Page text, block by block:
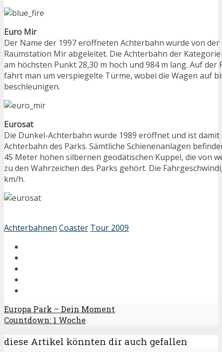
Euro Mir
Der Name der 1997 eröffneten Achterbahn wurde von der
Raumstation Mir abgeleitet. Die Achterbahn der
am höchsten Punkt 28,30 m hoch und 984 m lang. Auf der
fährt man um verspiegelte Türme, wobei die Wagen auf
beschleunigen.
Eurosat
Die Dunkel-Achterbahn wurde 1989 eröffnet und ist damit
Achterbahn des Parks. Sämtliche Schienenanlagen
45 Meter hohen silbernen geodätischen Kuppel, die von
zu den Wahrzeichen des Parks gehört. Die
km/h.
Achterbahnen Coaster Tour 2009
Europa Park – Dein Moment
Countdown: 1 Woche
diese Artikel könnten dir auch gefallen